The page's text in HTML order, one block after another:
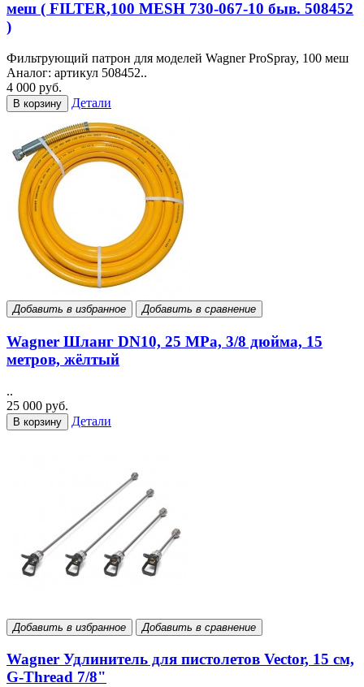
меш ( FILTER,100 MESH 730-067-10 быв. 508452
)
Фильтрующий патрон для моделей Wagner ProSpray, 100 меш
Аналог: артикул 508452..
4 000 руб.
В корзину Детали
Добавить в избранное Добавить в сравнение
Wagner Шланг DN10, 25 MPa, 3/8 дюйма, 15
метров, жёлтый
..
25 000 руб.
В корзину Детали
Добавить в избранное Добавить в сравнение
Wagner Удлинитель для пистолетов Vector, 15 см,
G-Thread 7/8"